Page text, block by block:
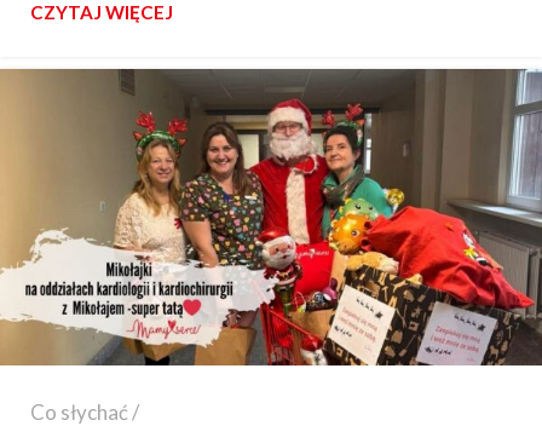
CZYTAJ WIĘCEJ
Co słychać